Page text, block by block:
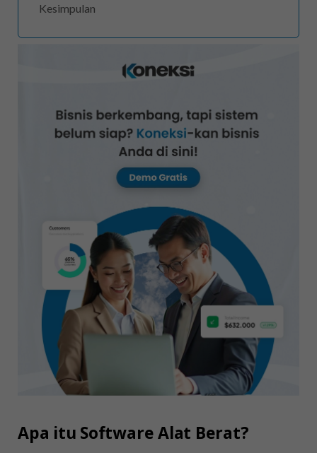
Kesimpulan
Apa itu Software Alat Berat?